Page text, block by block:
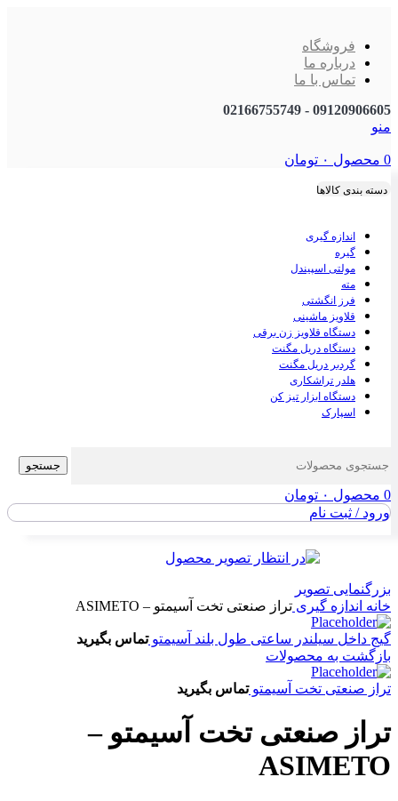
فروشگاه
درباره ما
تماس با ما
09120906605 - 02166755749
منو
0 محصول ۰ تومان
دسته بندی کالاها
اندازه گیری
گیره
مولتی اسپیندل
مته
فرز انگشتی
قلاویز ماشینی
دستگاه قلاویز زن برقی
دستگاه دریل مگنت
گردبر دریل مگنت
هلدر تراشکاری
دستگاه ابزار تیز کن
اسپارک
جستجو
0 محصول ۰ تومان
ورود / ثبت نام
بزرگنمایی تصویر
خانه اندازه گیری تراز صنعتی تخت آسیمتو – ASIMETO
گیج داخل سیلندر ساعتی طول بلند آسیمتوتماس بگیرید
بازگشت به محصولات
تراز صنعتی تخت آسیمتوتماس بگیرید
تراز صنعتی تخت آسیمتو –
ASIMETO